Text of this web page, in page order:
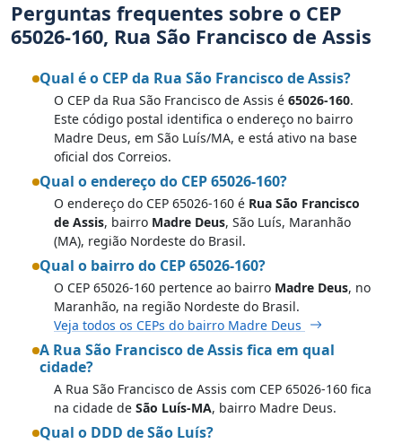
Perguntas frequentes sobre o CEP
65026-160, Rua São Francisco de Assis
Qual é o CEP da Rua São Francisco de Assis?
O CEP da Rua São Francisco de Assis é 65026-160.
Este código postal identifica o endereço no bairro
Madre Deus, em São Luís/MA, e está ativo na base
oficial dos Correios.
Qual o endereço do CEP 65026-160?
O endereço do CEP 65026-160 é Rua São Francisco
de Assis, bairro Madre Deus, São Luís, Maranhão
(MA), região Nordeste do Brasil.
Qual o bairro do CEP 65026-160?
O CEP 65026-160 pertence ao bairro Madre Deus, no
Maranhão, na região Nordeste do Brasil.
Veja todos os CEPs do bairro Madre Deus
A Rua São Francisco de Assis fica em qual
cidade?
A Rua São Francisco de Assis com CEP 65026-160 fica
na cidade de São Luís-MA, bairro Madre Deus.
Qual o DDD de São Luís?